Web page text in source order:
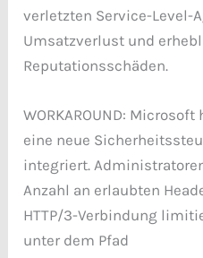
verletzten Service-Level-
Umsatzverlust und
Reputationsschäden.
WORKAROUND:
eine neue
integriert.
Anzahl an erlaubten
HTTP/3-Verbindung
unter dem Pfad